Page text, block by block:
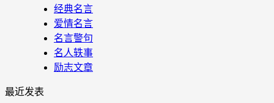
经典名言
爱情名言
名言警句
名人轶事
励志文章
最近发表